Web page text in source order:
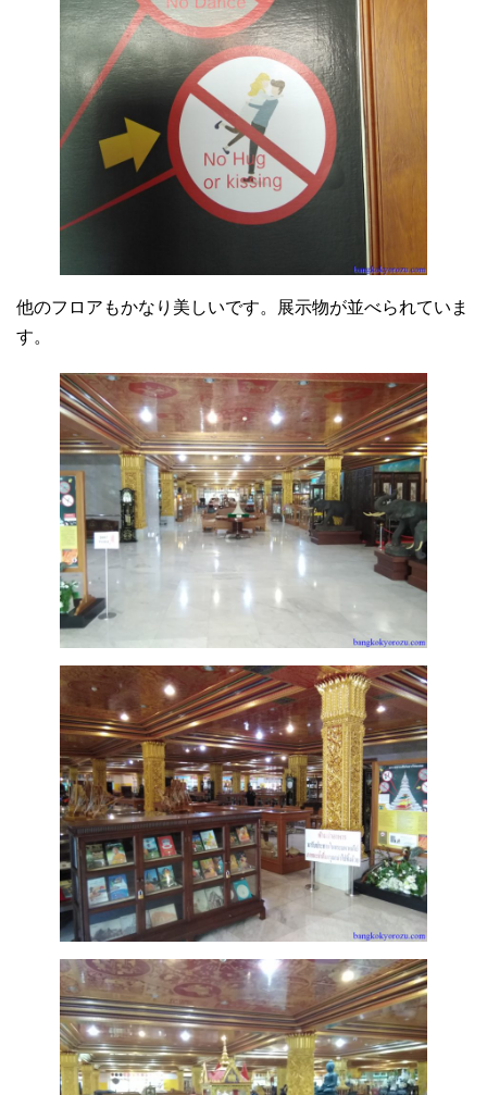
他のフロアもかなり美しいです。展示物が並べられていま
す。